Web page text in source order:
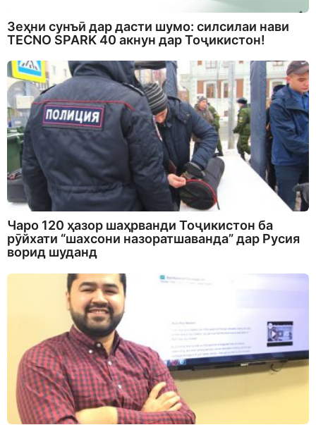
Зеҳни сунъӣ дар дасти шумо: силсилаи нави
TECNO SPARK 40 акнун дар Тоҷикистон!
Чаро 120 ҳазор шаҳрванди Тоҷикистон ба
рӯйхати “шахсони назоратшаванда” дар Русия
ворид шуданд